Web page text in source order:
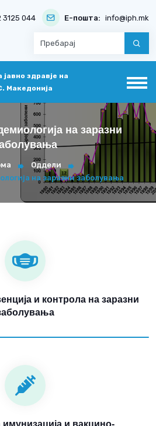
044 Е-пошта: info@iph.mk
јавно здравје на
Македонија
на заразни
Оддели
на заразни заболувања
и контрола на заразни
и вакцино-